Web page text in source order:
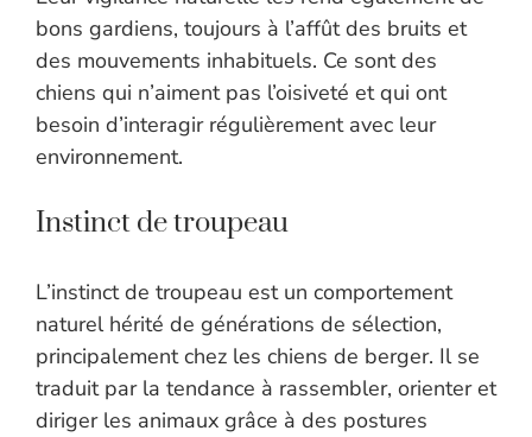
bons gardiens, toujours à l’affût des bruits et
des mouvements inhabituels. Ce sont des
chiens qui n’aiment pas l’oisiveté et qui ont
besoin d’interagir régulièrement avec leur
environnement.
Instinct de troupeau
L’instinct de troupeau est un comportement
naturel hérité de générations de sélection,
principalement chez les chiens de berger. Il se
traduit par la tendance à rassembler, orienter et
diriger les animaux grâce à des postures